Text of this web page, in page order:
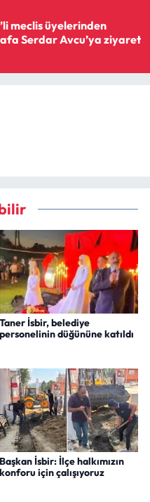
meclis üyelerinden
Serdar Avcu’ya ziyaret
Taner İsbir, belediye
personelinin düğününe katıldı
Başkan İsbir: İlçe halkımızın
konforu için çalışıyoruz